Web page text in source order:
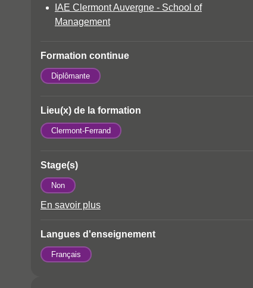
Détails
IAE Clermont Auvergne - School of
Management
Formation continue
Diplômante
Lieu(x) de la formation
Clermont-Ferrand
Stage(s)
Non
En savoir plus
Langues d'enseignement
Français